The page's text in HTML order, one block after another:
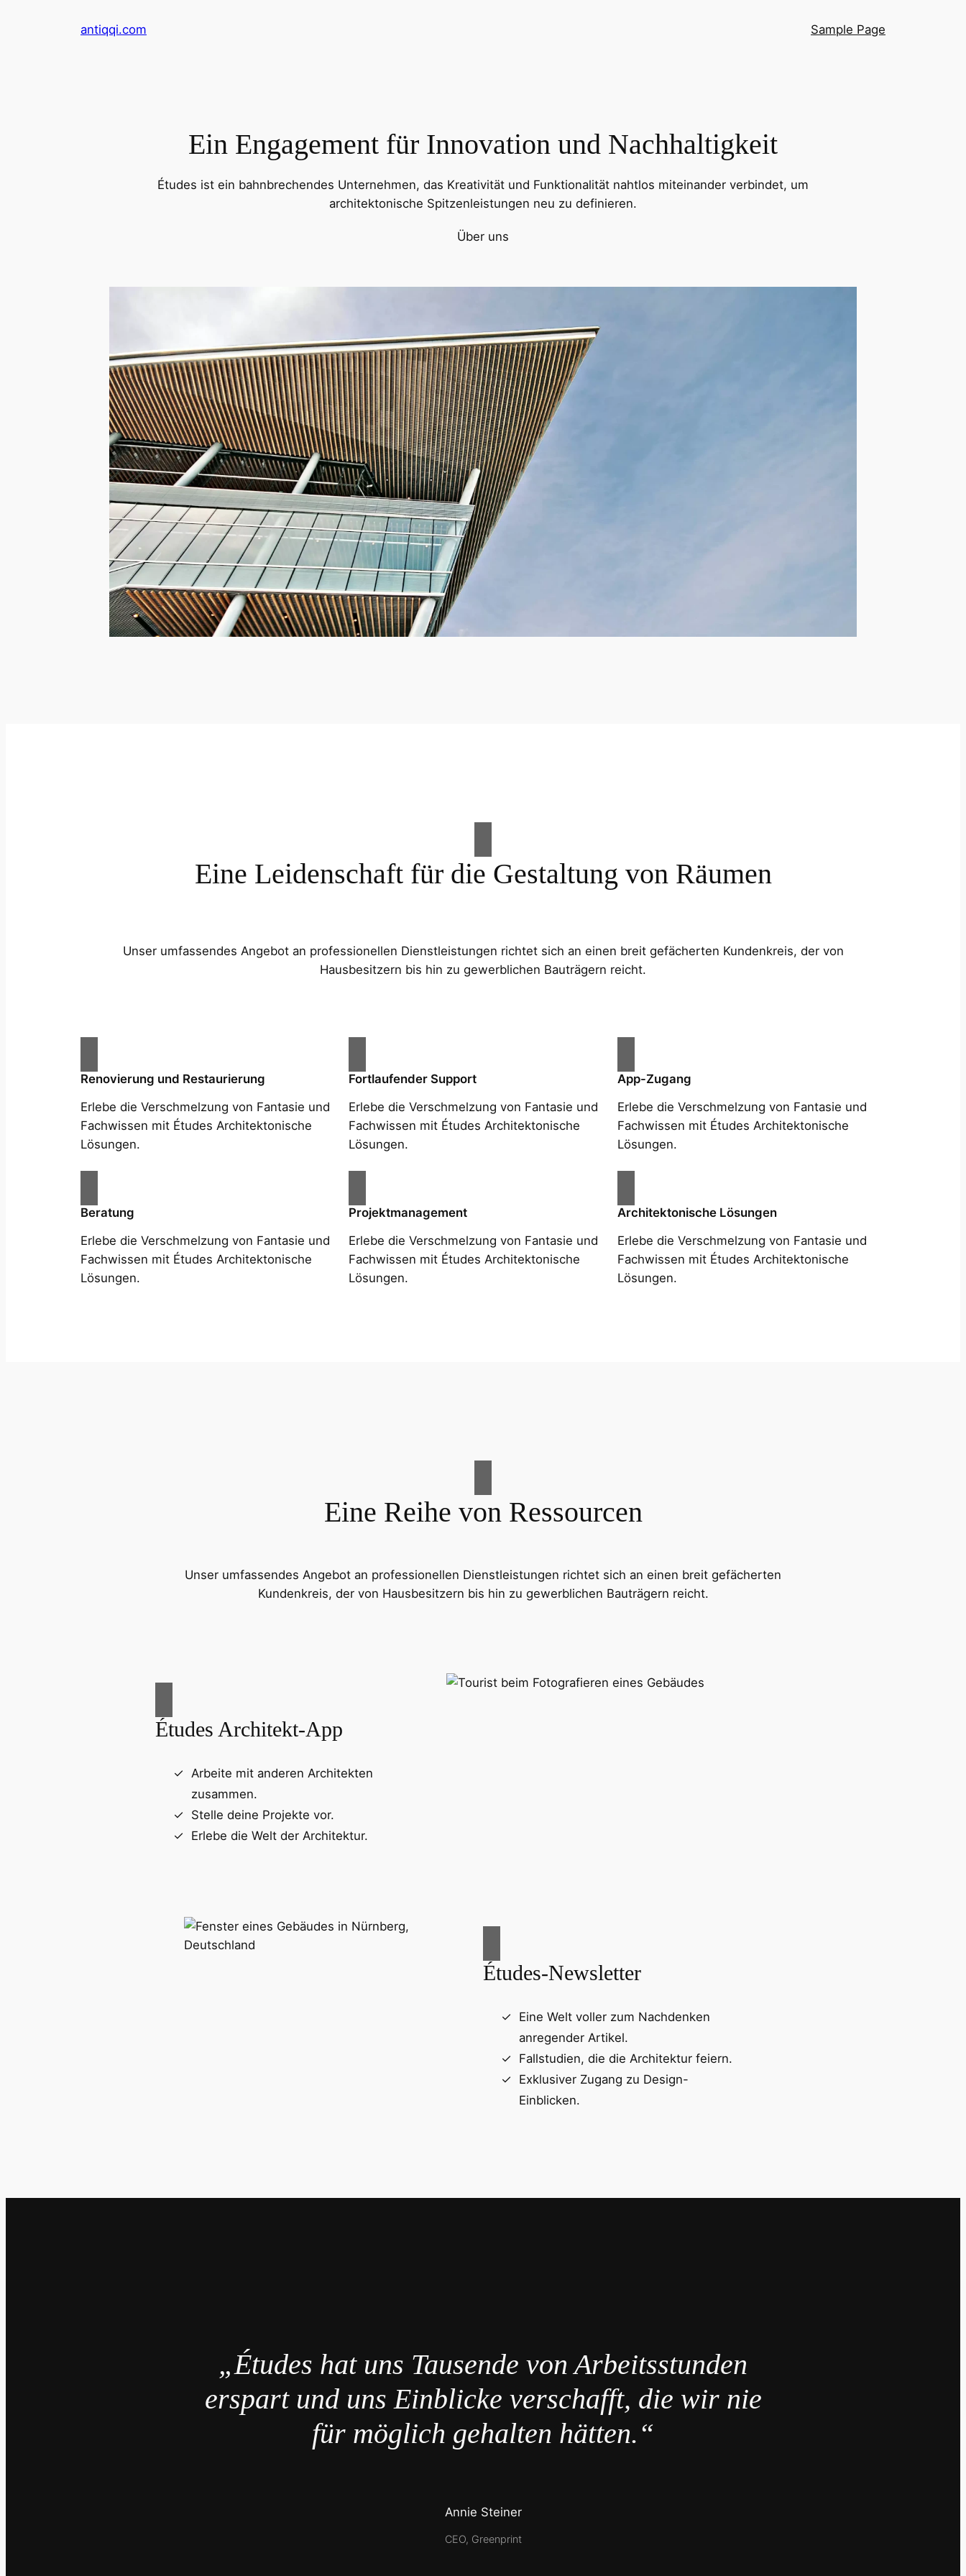
antiqqi.com Sample Page
Ein Engagement für Innovation und Nachhaltigkeit
Études ist ein bahnbrechendes Unternehmen, das Kreativität und Funktionalität nahtlos miteinander verbindet, um
architektonische Spitzenleistungen neu zu definieren.
Über uns
Eine Leidenschaft für die Gestaltung von Räumen
Unser umfassendes Angebot an professionellen Dienstleistungen richtet sich an einen breit gefächerten Kundenkreis, der von
Hausbesitzern bis hin zu gewerblichen Bauträgern reicht.
Renovierung und Restaurierung
Erlebe die Verschmelzung von Fantasie und
Fachwissen mit Études Architektonische
Lösungen.
Fortlaufender Support
Erlebe die Verschmelzung von Fantasie und
Fachwissen mit Études Architektonische
Lösungen.
App-Zugang
Erlebe die Verschmelzung von Fantasie und
Fachwissen mit Études Architektonische
Lösungen.
Beratung
Erlebe die Verschmelzung von Fantasie und
Fachwissen mit Études Architektonische
Lösungen.
Projektmanagement
Erlebe die Verschmelzung von Fantasie und
Fachwissen mit Études Architektonische
Lösungen.
Architektonische Lösungen
Erlebe die Verschmelzung von Fantasie und
Fachwissen mit Études Architektonische
Lösungen.
Eine Reihe von Ressourcen
Unser umfassendes Angebot an professionellen Dienstleistungen richtet sich an einen breit gefächerten
Kundenkreis, der von Hausbesitzern bis hin zu gewerblichen Bauträgern reicht.
Études Architekt-App
Arbeite mit anderen Architekten
zusammen.
Stelle deine Projekte vor.
Erlebe die Welt der Architektur.
Études-Newsletter
Eine Welt voller zum Nachdenken
anregender Artikel.
Fallstudien, die die Architektur feiern.
Exklusiver Zugang zu Design-
Einblicken.
„Études hat uns Tausende von Arbeitsstunden
erspart und uns Einblicke verschafft, die wir nie
für möglich gehalten hätten.“
Annie Steiner
CEO, Greenprint